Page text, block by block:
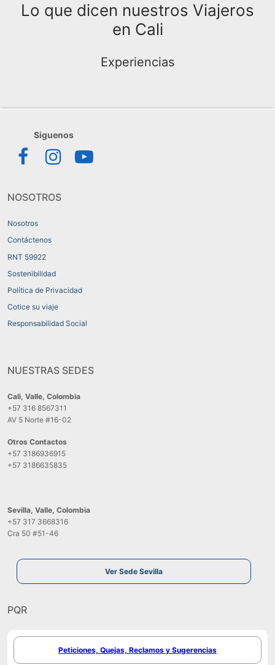
Lo que dicen nuestros Viajeros
en Cali
Experiencias
NOSOTROS
Nosotros
Contáctenos
RNT 59922
Sostenibilidad
Política de Privacidad
Cotice su viaje
Responsabilidad Social
NUESTRAS SEDES
Cali, Valle, Colombia
+57 316 8567311
AV 5 Norte #16-02
Otros Contactos
+57 3186936915
+57 3186635835
Sevilla, Valle, Colombia
+57 317 3668316
Cra 50 #51-46
Ver Sede Sevilla
PQR
Peticiones, Quejas, Reclamos y Sugerencias